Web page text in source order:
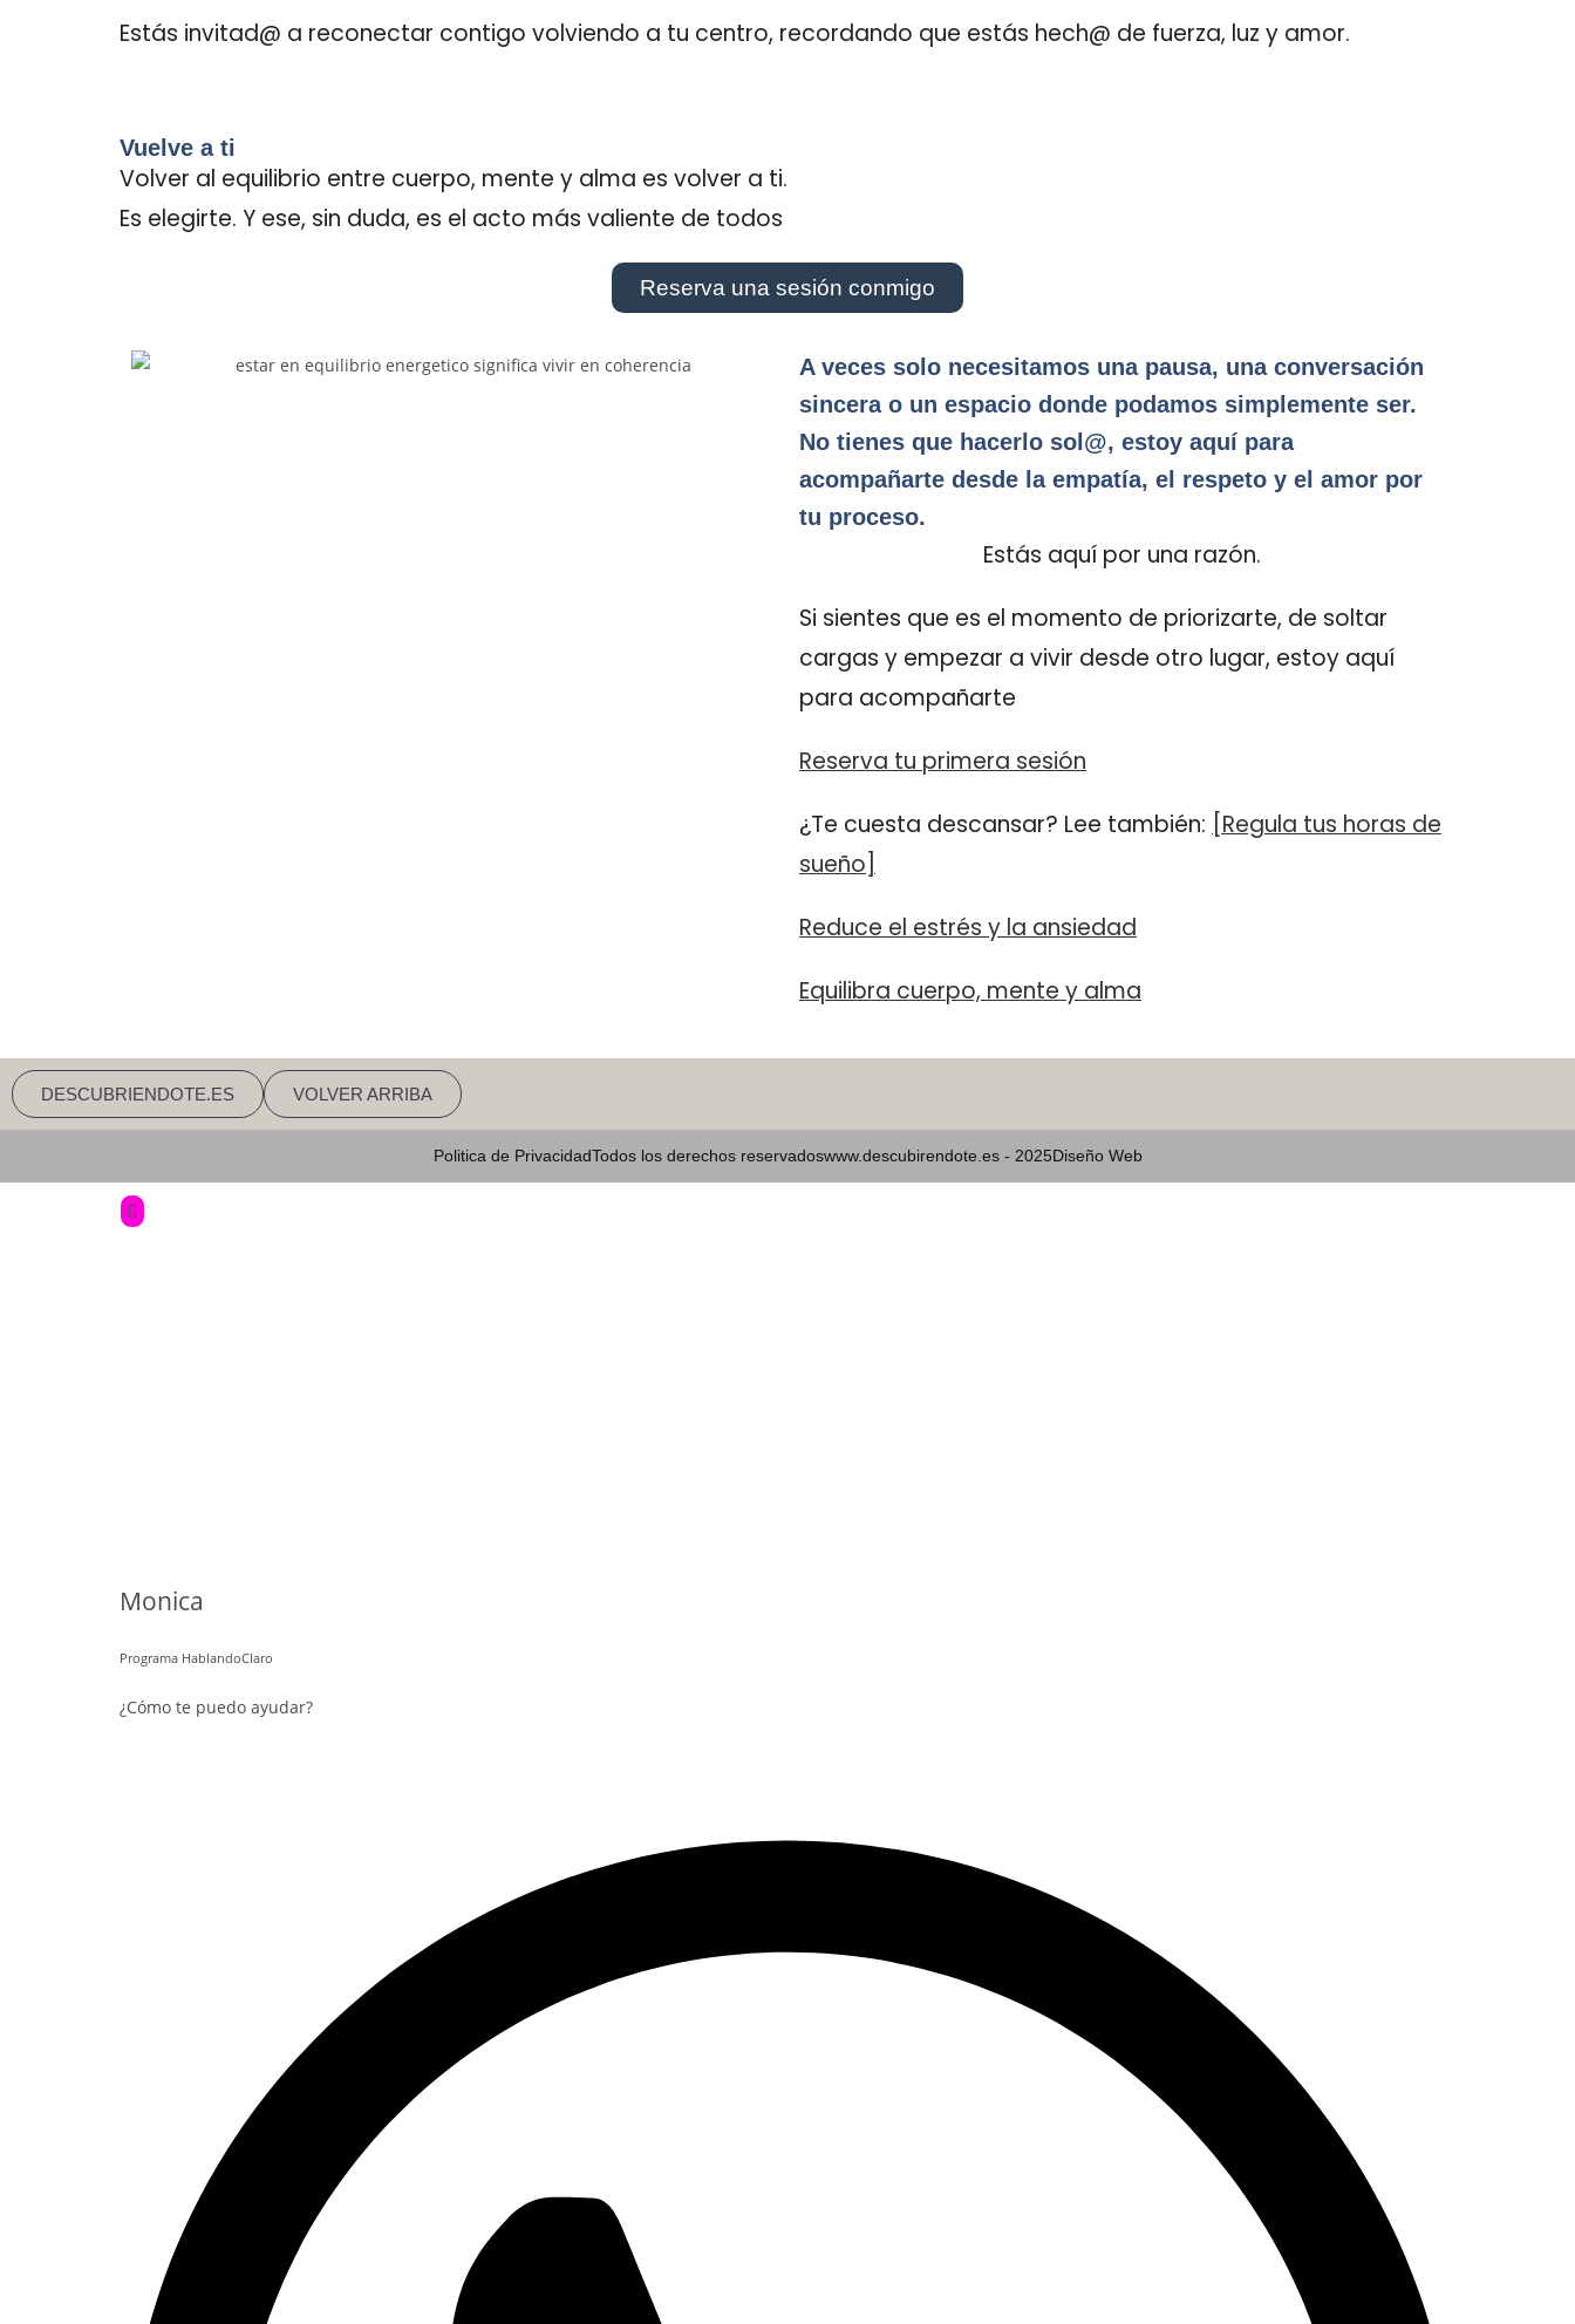
Estás invitad@ a reconectar contigo volviendo a tu centro, recordando que estás hech@ de fuerza, luz y amor.
Vuelve a ti
Volver al equilibrio entre cuerpo, mente y alma es volver a ti.
Es elegirte. Y ese, sin duda, es el acto más valiente de todos
Reserva una sesión conmigo
A veces solo necesitamos una pausa, una conversación
sincera o un espacio donde podamos simplemente ser.
No tienes que hacerlo sol@, estoy aquí para
acompañarte desde la empatía, el respeto y el amor por
tu proceso.
Estás aquí por una razón.
Si sientes que es el momento de priorizarte, de soltar
cargas y empezar a vivir desde otro lugar, estoy aquí
para acompañarte
Reserva tu primera sesión
¿Te cuesta descansar? Lee también: [Regula tus horas de
sueño]
Reduce el estrés y la ansiedad
Equilibra cuerpo, mente y alma
DESCUBRIENDOTE.ES VOLVER ARRIBA
Politica de PrivacidadTodos los derechos reservadoswww.descubirendote.es - 2025Diseño Web
Monica
Programa HablandoClaro
¿Cómo te puedo ayudar?